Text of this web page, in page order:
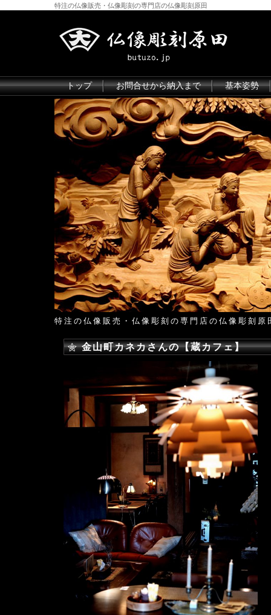
特注の仏像販売・仏像彫刻の専門店の仏像彫刻原田
トップ お問合せから納入まで 基本姿勢
特注の仏像販売・仏像彫刻の専門店の仏像彫刻原
金山町カネカさんの【蔵カフェ】